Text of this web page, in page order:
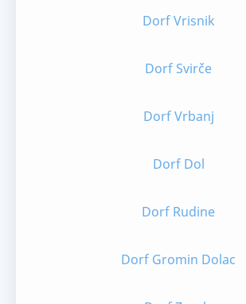
Dorf Vrisnik
Dorf Svirče
Dorf Vrbanj
Dorf Dol
Dorf Rudine
Dorf Gromin Dolac